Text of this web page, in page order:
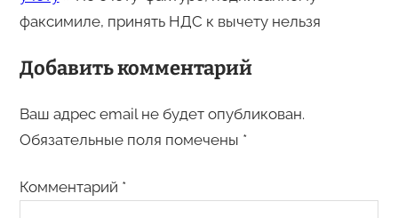
факсимиле, принять НДС к вычету нельзя
Добавить комментарий
Ваш адрес email не будет опубликован.
Обязательные поля помечены *
Комментарий *